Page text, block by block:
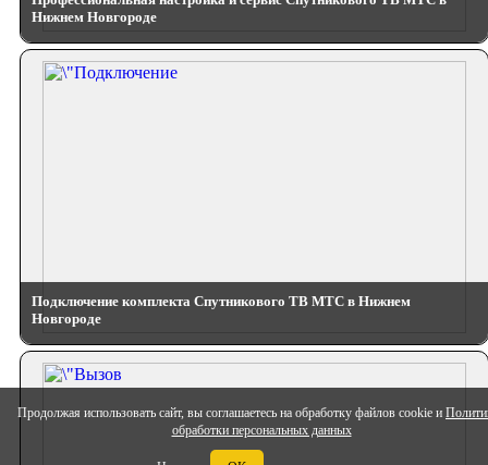
Продолжая использовать сайт, вы соглашаетесь на обработку файлов cookie и
обработки персональных данных
Нижнем Новгороде
Подключение комплекта Спутникового ТВ МТС в Нижнем
Новгороде